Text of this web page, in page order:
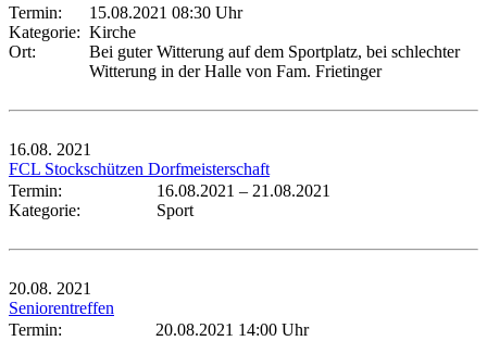
Termin:
15.08.2021 08:30 Uhr
Kategorie: Kirche
Ort:
Bei guter Witterung auf dem Sportplatz, bei schlechter
Witterung in der Halle von Fam. Frietinger
16.08. 2021
FCL Stockschützen Dorfmeisterschaft
Termin:
16.08.2021 – 21.08.2021
Kategorie:
Sport
20.08. 2021
Seniorentreffen
Termin:
20.08.2021 14:00 Uhr